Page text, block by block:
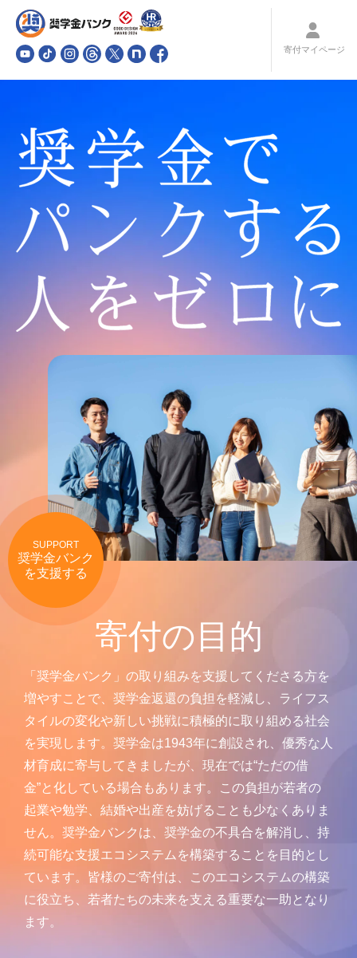
寄付マイページ
SUPPORT
奨学金バンク
を支援する
寄付の目的
「奨学金バンク」の取り組みを支援してくださる方を
増やすことで、奨学金返還の負担を軽減し、ライフス
タイルの変化や新しい挑戦に積極的に取り組める社会
を実現します。奨学金は1943年に創設され、優秀な人
材育成に寄与してきましたが、現在では“ただの借
金”と化している場合もあります。この負担が若者の
起業や勉学、結婚や出産を妨げることも少なくありま
せん。奨学金バンクは、奨学金の不具合を解消し、持
続可能な支援エコシステムを構築することを目的とし
ています。皆様のご寄付は、このエコシステムの構築
に役立ち、若者たちの未来を支える重要な一助となり
ます。